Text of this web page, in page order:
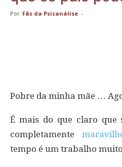
Por Fãs da Psicanálise -
Pobre da minha mãe …
É mais do que claro que
completamente
tempo é um trabalho